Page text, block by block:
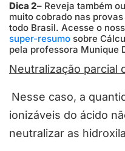
Dica 2– Reveja também
muito cobrado nas
todo Brasil. Acesse o
super-resumo sobre
pela professora Munique
Neutralização parcial
Nesse caso, a
ionizáveis do ácido
neutralizar as